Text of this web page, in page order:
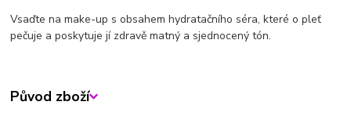
Vsaďte na make-up s obsahem hydratačního séra, které o pleť
pečuje a poskytuje jí zdravě matný a sjednocený tón.
Původ zboží